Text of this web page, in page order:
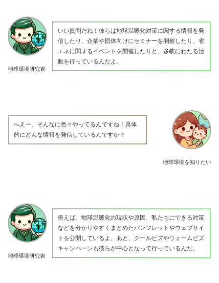
地球環境研究家
いい質問だね！彼らは地球温暖化対策に関する情報を発
信したり、企業や団体向けにセミナーを開催したり、省
エネに関するイベントを開催したりと、多岐にわたる活
動を行っているんだよ。
地球環境を知りたい
へえー、そんなに色々やってるんですね！具体
的にどんな情報を発信しているんですか？
地球環境研究家
例えば、地球温暖化の現状や原因、私たちにできる対策
などを分かりやすくまとめたパンフレットやウェブサイ
トを公開しているよ。あと、クールビズやウォームビズ
キャンペーンも彼らが中心となって行っているんだ。